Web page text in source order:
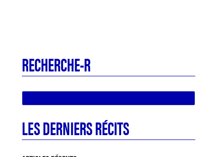
RECHERCHE-R
LES DERNIERS RÉCITS